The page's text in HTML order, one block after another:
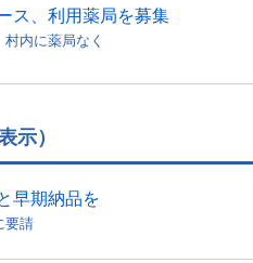
ス、利用薬局を募集
内に薬局なく
示）
早期納品を
要請